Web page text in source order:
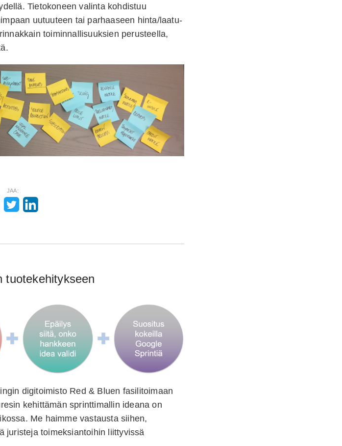
Tietokoneen valinta kohdistuu
uutuuteen tai parhaaseen hinta/laatu-
toiminnallisuuksien perusteella,
JAA:
tuotekehitykseen
digitoimisto Red & Bluen fasilitoimaan
kehittämän sprinttimallin ideana on
Me haimme vastausta siihen,
juristeja toimeksiantoihin liittyvissä